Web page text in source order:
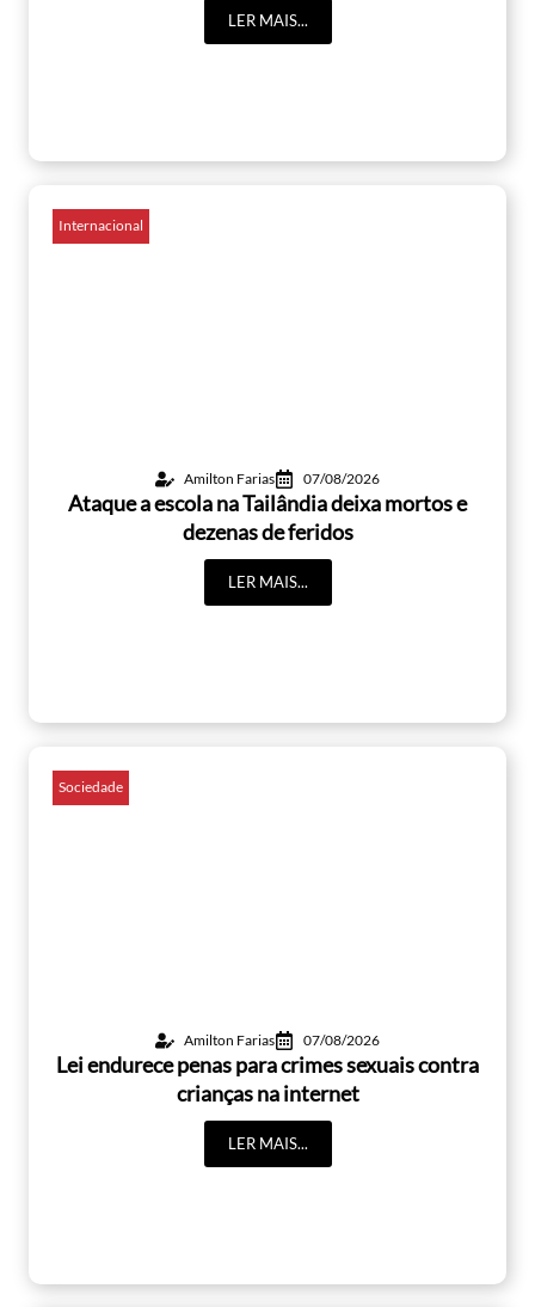
LER MAIS...
Internacional
Amilton Farias 07/08/2026
Ataque a escola na Tailândia deixa mortos e
dezenas de feridos
LER MAIS...
Sociedade
Amilton Farias 07/08/2026
Lei endurece penas para crimes sexuais contra
crianças na internet
LER MAIS...